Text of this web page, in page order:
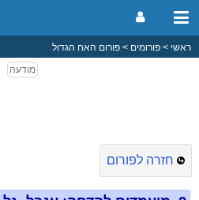
ראשי פורומים פורום האח הגדול
חזרה לפורום